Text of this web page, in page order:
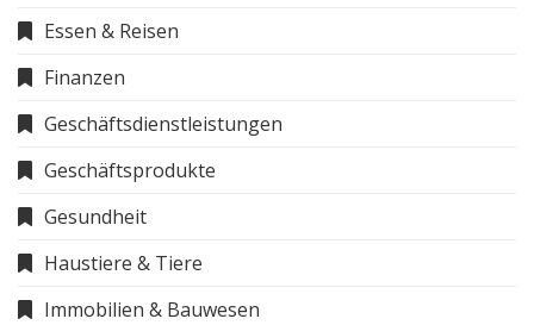
Essen & Reisen
Finanzen
Geschäftsdienstleistungen
Geschäftsprodukte
Gesundheit
Haustiere & Tiere
Immobilien & Bauwesen